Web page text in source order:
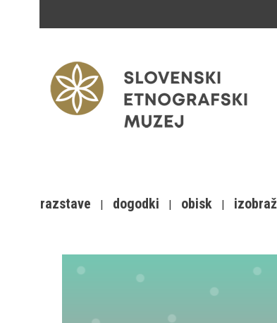
razstave dogodki obisk